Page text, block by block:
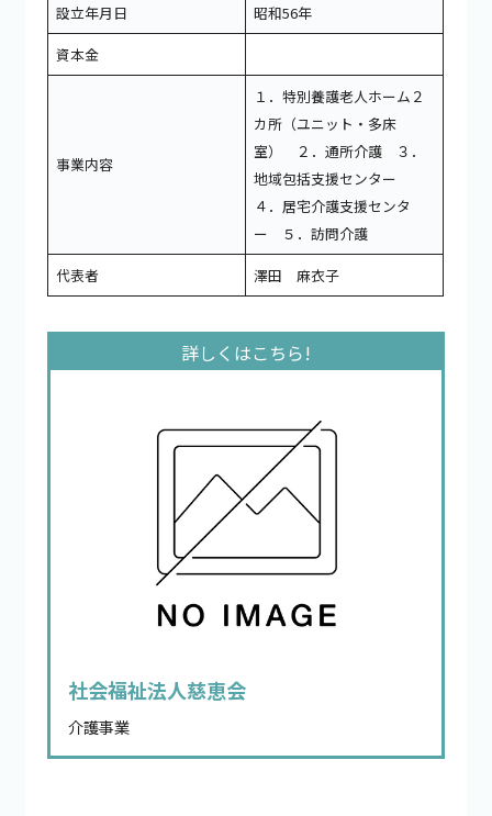
設立年月日
昭和56年
資本金
事業内容
１．特別養護老人ホーム２
カ所（ユニット・多床
室） ２．通所介護 ３．
地域包括支援センター
４．居宅介護支援センタ
ー ５．訪問介護
代表者
澤田 麻衣子
社会福祉法人慈恵会
介護事業